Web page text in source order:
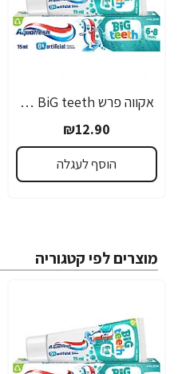
אקווה פרש BiG teeth משחת שיניים לילדים לגילאי 6-8 שנים - 50 מ"ל
₪12.90
הוסף לעגלה
מוצרים לפי קטגוריה